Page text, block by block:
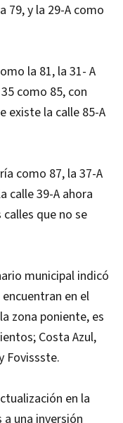
79, y la 29-A como
la 81, la 31- A
como 85, con
existe la calle 85-A
como 87, la 37-A
calle 39-A ahora
que no se
municipal indicó
en el
zona poniente, es
Costa Azul,
Fovissste.
en la
una inversión